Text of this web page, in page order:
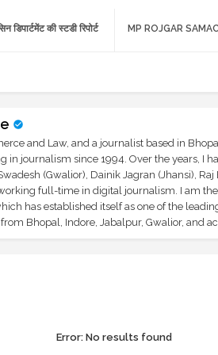
MP ROJGAR
की स्टडी रिपोर्ट
and Law, and a journalist based in
in journalism since 1994. Over the years, I
(Gwalior), Dainik Jagran (Jhansi), Raj
full-time in digital journalism. I am
has established itself as one of the
Bhopal, Indore, Jabalpur, Gwalior, and
Error:No results found